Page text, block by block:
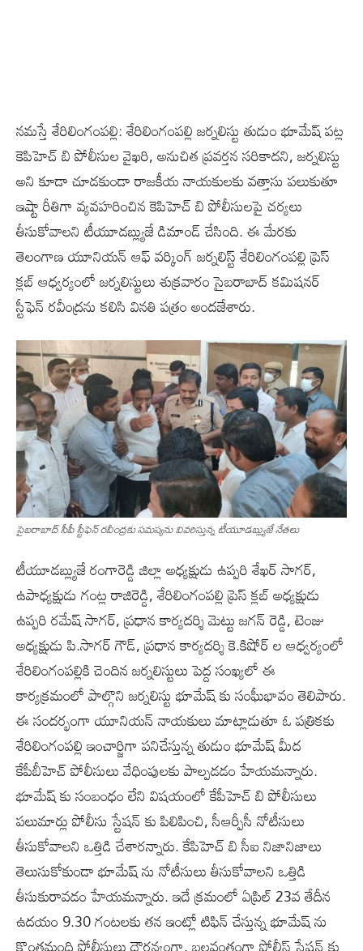
నమస్తే శేరిలింగంపల్లి: శేరిలింగంపల్లి జర్నలిస్టు తుడుం భూమేష్ పట్ల
కెపిహెచ్ బి పోలీసుల వైఖరి, అనుచిత ప్రవర్తన సరికాదని, జర్నలిస్టు
అని కూడా చూడకుండా రాజకీయ నాయకులకు వత్తాసు పలుకుతూ
ఇష్టా రీతిగా వ్యవహరించిన కెపిహెచ్ బి పోలీసులపై చర్యలు
తీసుకోవాలని టీయూడబ్ల్యుజే డిమాండ్ చేసింది. ఈ మేరకు
తెలంగాణ యూనియన్ ఆఫ్ వర్కింగ్ జర్నలిస్ట్ శేరిలింగంపల్లి ప్రెస్
క్లబ్ ఆధ్వర్యంలో జర్నలిస్టులు శుక్రవారం సైబరాబాద్ కమిషనర్
స్టీఫెన్ రవీంద్రను కలిసి వినతి పత్రం అందజేశారు.
సైబరాబాద్ సీపీ స్టీఫెన్ రవీంద్రకు సమస్యను వివరిస్తున్న టీయూడబ్ల్యుజే నేతలు
టీయూడబ్ల్యుజే రంగారెడ్డి జిల్లా అధ్యక్షుడు ఉప్పరి శేఖర్ సాగర్,
ఉపాధ్యక్షుడు గంట్ల రాజిరెడ్డి, శేరిలింగంపల్లి ప్రెస్ క్లబ్ అధ్యక్షుడు
ఉప్పరి రమేష్ సాగర్, ప్రధాన కార్యదర్శి మెట్టు జగన్ రెడ్డి, టెంజు
అధ్యక్షుడు పి.సాగర్ గౌడ్, ప్రధాన కార్యదర్శి కె.కిషోర్ ల ఆధ్వర్యంలో
శేరిలింగంపల్లికి చెందిన జర్నలిస్టులు పెద్ద సంఖ్యలో ఈ
కార్యక్రమంలో పాల్గొని జర్నలిస్టు భూమేష్ కు సంఘీభావం తెలిపారు.
ఈ సందర్భంగా యూనియన్ నాయకులు మాట్లాడుతూ ఓ పత్రికకు
శేరిలింగంపల్లి ఇంచార్జిగా పనిచేస్తున్న తుడుం భూమేష్ మీద
కేపీబీహెచ్ పోలీసులు వేధింపులకు పాల్పడడం హేయమన్నారు.
భూమేష్ కు సంబంధం లేని విషయంలో కేపీహెచ్ బి పోలీసులు
పలుమార్లు పోలీసు స్టేషన్ కు పిలిపించి, సీఆర్పీసీ నోటీసులు
తీసుకోవాలని ఒత్తిడి చేశారన్నారు. కేపిహెచ్ బి సీఐ నిజానిజాలు
తెలుసుకోకుండా భూమేష్ ను నోటీసులు తీసుకోవాలని ఒత్తిడి
తీసుకురావడం హేయమన్నారు. ఇదే క్రమంలో ఏప్రిల్ 23వ తేదీన
ఉదయం 9.30 గంటలకు తన ఇంట్లో టిఫిన్ చేస్తున్న భూమేష్ ను